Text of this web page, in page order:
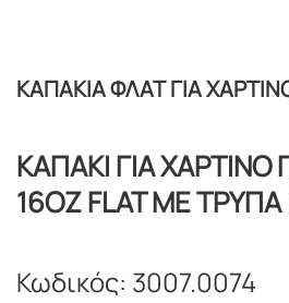
ΚΑΠΑΚΙΑ ΦΛΑΤ ΓΙΑ
ΚΑΠΑΚΙ ΓΙΑ ΧΑΡΤΙΝΟ
16ΟΖ FLAT ΜΕ
Κωδικός: 3007.0074